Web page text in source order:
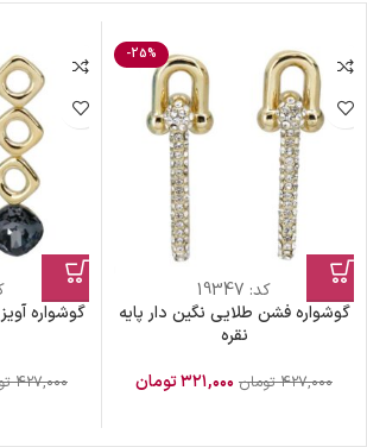
-25%
کد: 19347
گوشواره فشن طلایی نگین دار پایه
نقره
۴۲۷,۰۰۰ تومان ۳۲۱,۰۰۰تومان
گوشواره
۴۲۷,۰۰۰